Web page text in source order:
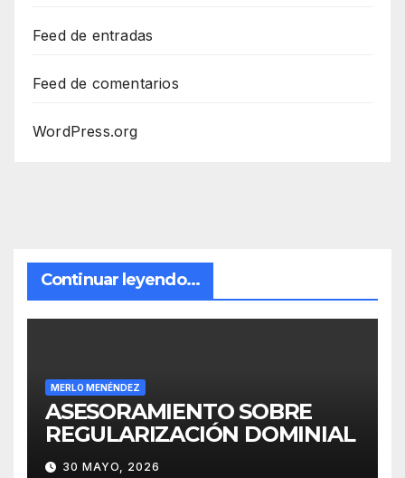
Feed de entradas
Feed de comentarios
WordPress.org
Continuar leyendo...
MERLO MENÉNDEZ
ASESORAMIENTO SOBRE
REGULARIZACIÓN DOMINIAL
30 MAYO, 2026